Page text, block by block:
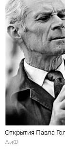
Открытия Павла
АиФ